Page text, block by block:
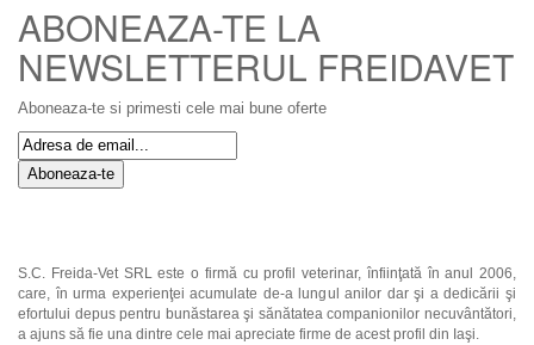
ABONEAZA-TE LA
NEWSLETTERUL FREIDAVET
Aboneaza-te si primesti cele mai bune oferte
Aboneaza-te
S.C. Freida-Vet SRL este o firmă cu profil veterinar, înfiinţată în anul 2006,
care, în urma experienţei acumulate de-a lungul anilor dar şi a dedicării şi
efortului depus pentru bunăstarea şi sănătatea companionilor necuvântători,
a ajuns să fie una dintre cele mai apreciate firme de acest profil din Iaşi.